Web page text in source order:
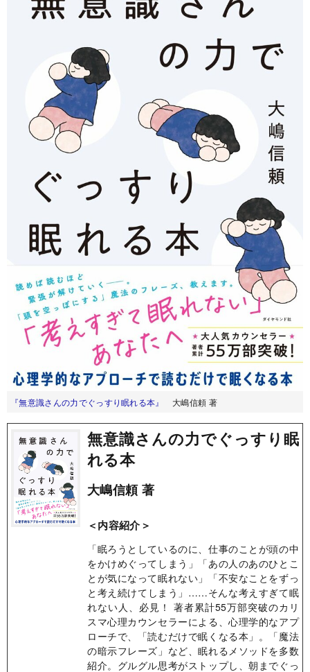
『無意識さんの力でぐっすり眠れる本』 大嶋信頼 著
無意識さんの力でぐっすり眠
れる本
大嶋信頼 著
＜内容紹介＞
「眠ろうとしているのに、仕事のことが頭の中
をかけめぐってしまう」「あの人のあのひとこ
とが気になって眠れない」「不安なことをずっ
と考え続けてしまう」……そんな考えすぎて眠
れない人、必見！ 著者累計55万部突破のカリ
スマ心理カウンセラーによる、心理学的なアプ
ローチで、「読むだけで眠くなる本」。「魔法
の暗示フレーズ」など、眠れるメソッドを多数
紹介。グルグル思考がストップし、朝までぐっ